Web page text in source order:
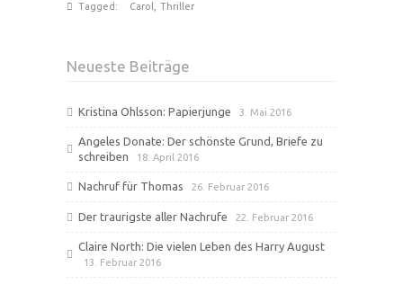
Tagged: Carol Thriller
Neueste Beiträge
Kristina Ohlsson: Papierjunge 3. Mai 2016
Angeles Donate: Der schönste Grund, Briefe zu
schreiben
18. April 2016
Nachruf für Thomas 26. Februar 2016
Der traurigste aller Nachrufe 22. Februar 2016
Claire North: Die vielen Leben des Harry August
13. Februar 2016